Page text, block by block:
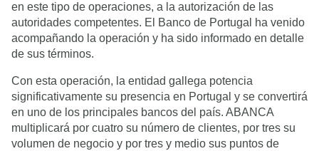
en este tipo de operaciones, a la autorización de las
autoridades competentes. El Banco de Portugal ha venido
acompañando la operación y ha sido informado en detalle
de sus términos.
Con esta operación, la entidad gallega potencia
significativamente su presencia en Portugal y se convertirá
en uno de los principales bancos del país. ABANCA
multiplicará por cuatro su número de clientes, por tres su
volumen de negocio y por tres y medio sus puntos de